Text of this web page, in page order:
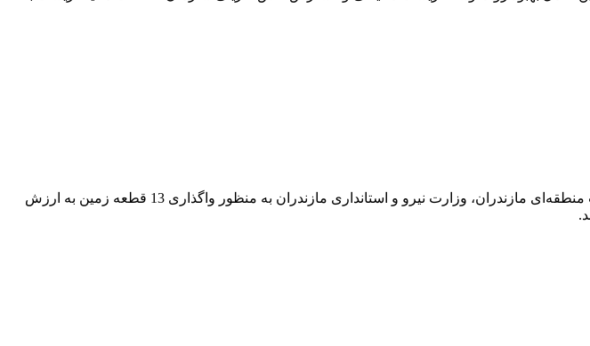
نخستین بسته مولدسازی دارایی‌های دولت در مازندران با امضای تفاهمنامه سه‌جانبه بین شرکت آب منطقه‌ای مازندران، وزارت نیرو و استانداری مازندران به منظور واگذاری 13 قطعه زمین به ارزش